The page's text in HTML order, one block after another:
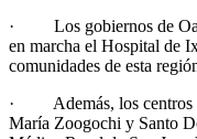
· Los gobiernos de
en marcha el Hospital de
comunidades de esta
· Además, los centros
María Zoogochi y Santo